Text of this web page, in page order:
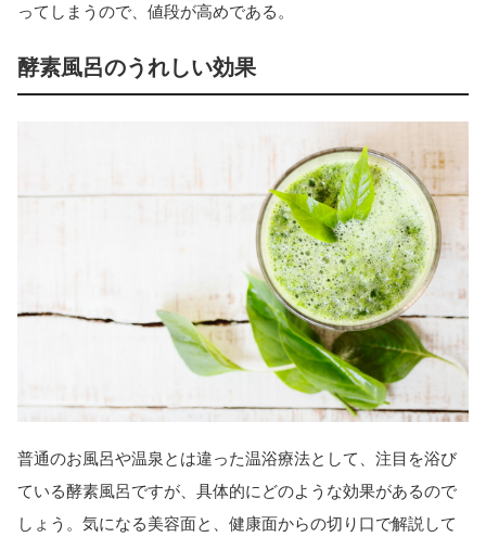
ってしまうので、値段が高めである。
酵素風呂のうれしい効果
普通のお風呂や温泉とは違った温浴療法として、注目を浴び
ている酵素風呂ですが、具体的にどのような効果があるので
しょう。気になる美容面と、健康面からの切り口で解説して